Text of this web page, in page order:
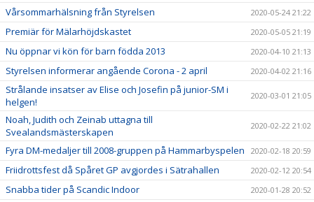
Vårsommarhälsning från Styrelsen 2020-05-24 21:22
Premiär för Mälarhöjdskastet 2020-05-05 21:19
Nu öppnar vi kön för barn födda 2013 2020-04-10 21:13
Styrelsen informerar angående Corona - 2 april 2020-04-02 21:16
Strålande insatser av Elise och Josefin på junior-SM i
helgen!
2020-03-01 21:05
Noah, Judith och Zeinab uttagna till
Svealandsmästerskapen
2020-02-22 21:02
Fyra DM-medaljer till 2008-gruppen på Hammarbyspelen 2020-02-18 20:59
Friidrottsfest då Spåret GP avgjordes i Sätrahallen 2020-02-12 20:54
Snabba tider på Scandic Indoor 2020-01-28 20:52